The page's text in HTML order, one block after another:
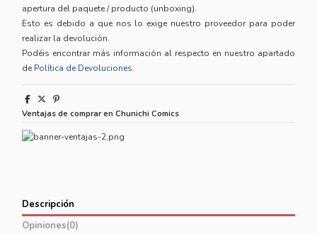
apertura del paquete / producto (unboxing).
Esto es debido a que nos lo exige nuestro proveedor para poder
realizar la devolución.
Podéis encontrar más información al respecto en nuestro apartado
de Política de Devoluciones.
Ventajas de comprar en Chunichi Comics
Descripción
Opiniones(0)